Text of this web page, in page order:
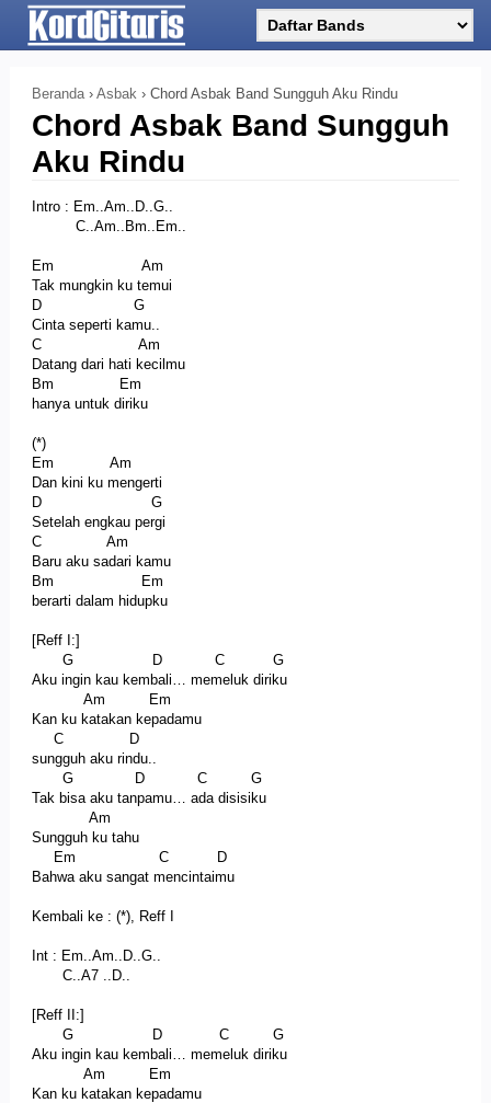
Beranda › Asbak › Chord Asbak Band Sungguh Aku Rindu
Chord Asbak Band Sungguh
Aku Rindu
Intro : Em..Am..D..G..
C..Am..Bm..Em..
Em Am
Tak mungkin ku temui
D G
Cinta seperti kamu..
C Am
Datang dari hati kecilmu
Bm Em
hanya untuk diriku
(*)
Em Am
Dan kini ku mengerti
D G
Setelah engkau pergi
C Am
Baru aku sadari kamu
Bm Em
berarti dalam hidupku
[Reff I:]
G D C G
Aku ingin kau kembali… memeluk diriku
Am Em
Kan ku katakan kepadamu
C D
sungguh aku rindu..
G D C G
Tak bisa aku tanpamu… ada disisiku
Am
Sungguh ku tahu
Em C D
Bahwa aku sangat mencintaimu
Kembali ke : (*), Reff I
Int : Em..Am..D..G..
C..A7 ..D..
[Reff II:]
G D C G
Aku ingin kau kembali… memeluk diriku
Am Em
Kan ku katakan kepadamu